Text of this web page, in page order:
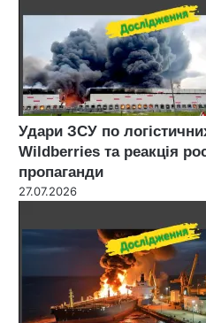
Удари ЗСУ по
Wildberries та реакція
пропаганди
27.07.2026